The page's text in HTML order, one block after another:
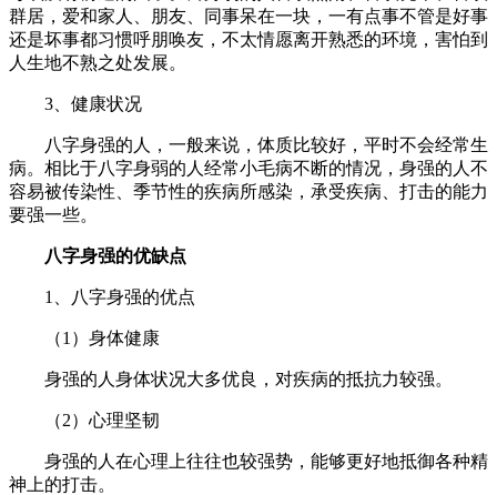
群居，爱和家人、朋友、同事呆在一块，一有点事不管是好事
还是坏事都习惯呼朋唤友，不太情愿离开熟悉的环境，害怕到
人生地不熟之处发展。
3、健康状况
八字身强的人，一般来说，体质比较好，平时不会经常生
病。相比于八字身弱的人经常小毛病不断的情况，身强的人不
容易被传染性、季节性的疾病所感染，承受疾病、打击的能力
要强一些。
八字身强的优缺点
1、八字身强的优点
（1）身体健康
身强的人身体状况大多优良，对疾病的抵抗力较强。
（2）心理坚韧
身强的人在心理上往往也较强势，能够更好地抵御各种精
神上的打击。